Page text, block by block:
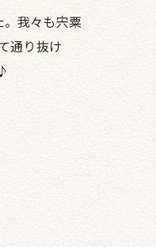
。我々も宍粟
通り抜け